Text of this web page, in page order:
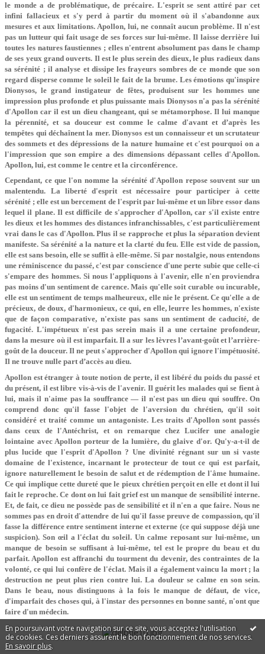
En poursuivant votre navigation sur ce site, vous acceptez l'utilisation
de cookies. Ces derniers assurent le bon fonctionnement de nos services.
En savoir plus.
le monde a de problématique, de précaire. L'esprit se sent attiré par cet
infini fallacieux et s'y perd à partir du moment où il s'abandonne aux
mesures et aux limitations. Apollon, lui, ne connaît aucun problème. Il n'est
pas un lutteur qui fait usage de ses forces sur lui-même. Il laisse derrière lui
toutes les natures faustiennes ; elles n'entrent absolument pas dans le champ
de ses yeux grand ouverts. Il est le plus serein des dieux, le plus radieux dans
sa sérénité ; il analyse et dissipe les frayeurs sombres de ce monde que son
regard disperse comme le soleil le fait de la brume. Les émotions qu'inspire
Dionysos, le grand instigateur de fêtes, produisent sur les hommes une
impression plus profonde et plus puissante mais Dionysos n'a pas la sérénité
d'Apollon car il est un dieu changeant, qui se métamorphose. Il lui manque
la pérennité, et sa douceur est comme le calme d'avant et d’après les
tempêtes qui déchaînent la mer. Dionysos est un connaisseur et un scrutateur
des sommets et des dépressions de la nature humaine et c'est pourquoi on a
l'impression que son empire a des dimensions dépassant celles d'Apollon.
Apollon, lui, est comme le centre et la circonférence.
Cependant, ce que l'on nomme la sérénité d'Apollon repose souvent sur un
malentendu. La liberté d'esprit est nécessaire pour participer à cette
sérénité ; elle est un bercement de l'esprit par lui-même et un libre essor dans
lequel il plane. Il est difficile de s'approcher d'Apollon, car s'il existe entre
les dieux et les hommes des distances infranchissables, c'est particulièrement
vrai dans le cas d'Apollon. Plus il se rapproche et plus la séparation devient
manifeste. Sa sérénité a la nature et la clarté du feu. Elle est vide de passion,
elle est sans besoin, elle se suffit à elle-même. Si par nostalgie, nous entendons
une réminiscence du passé, c'est par conscience d'une perte subie que celle-ci
s'empare des hommes. Si nous l'appliquons à l'avenir, elle n'en proviendra
pas moins d'un sentiment de carence. Mais qu'elle soit curable ou incurable,
elle est un sentiment de temps malheureux, elle nie le présent. Ce qu'elle a de
précieux, de doux, d'harmonieux, ce qui, en elle, leurre les hommes, n'existe
que de façon comparative, n'existe pas sans un sentiment de caducité, de
fugacité. L'impétueux n'est pas serein mais il a une certaine profondeur,
dans la mesure où il est imparfait. Il a sur les lèvres l’avant-goût et l’arrière-
goût de la douceur. Il ne peut s'approcher d'Apollon qui ignore l'impétuosité.
Il ne trouve nulle part d’accès au dieu.
Apollon est étranger à toute notion de perte, il est libéré du poids du passé et
du présent, il est libre vis-à-vis de l'avenir. Il guérit les malades qui se fient à
lui, mais il n'aime pas la souffrance — il n'est pas un dieu qui souffre. On
comprend donc qu'il fasse l'objet de l'aversion du chrétien, qu'il soit
considéré et traité comme un antagoniste. Les traits d'Apollon sont passés
dans ceux de l'Antéchrist, et on remarque chez Lucifer une analogie
lointaine avec Apollon porteur de la lumière, du glaive d'or. Qu'y-a-t-il de
plus lucide que l'esprit d'Apollon ? Une divinité régnant sur un si vaste
domaine de l'existence, incarnant le protecteur de tout ce qui est parfait,
ignore naturellement le besoin de salut et de rédemption de l'âme humaine.
Ce qui implique cette dureté que le pieux chrétien perçoit en elle et dont il lui
fait le reproche. Ce dont on lui fait grief est un manque de sensibilité interne.
Et, de fait, ce dieu ne possède pas de sensibilité et il n'en a que faire. Nous ne
sommes pas en droit d'attendre de lui qu'il fasse preuve de compassion, qu'il
fasse la différence entre sentiment interne et externe (ce qui suppose déjà une
suspicion). Son œil a l'éclat du soleil. Un calme reposant sur lui-même, un
manque de besoin se suffisant à lui-même, tel est le propre du beau et du
parfait. Apollon est affranchi du tourment du devenir, des contraintes de la
volonté, ce qui lui confère de l'éclat. Mais il a également vaincu la mort ; la
destruction ne peut plus rien contre lui. La douleur se calme en son sein.
Dans le beau, nous distinguons à la fois le manque de défaut, de vice,
d'imparfait des choses qui, à l'instar des personnes en bonne santé, n'ont que
faire d'un médecin.